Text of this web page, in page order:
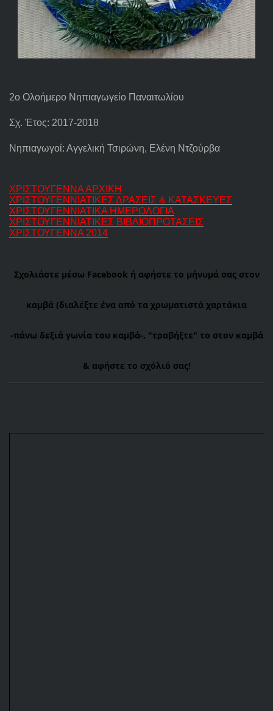
2ο Ολοήμερο Νηπιαγωγείο Παναιτωλίου
Σχ. Έτος: 2017-2018
Νηπιαγωγοί: Αγγελική Τσιρώνη, Ελένη Ντζούρβα
ΧΡΙΣΤΟΥΓΕΝΝΑ ΑΡΧΙΚΗ
ΧΡΙΣΤΟΥΓΕΝΝΙΑΤΙΚΕΣ ΔΡΑΣΕΙΣ & ΚΑΤΑΣΚΕΥΕΣ
ΧΡΙΣΤΟΥΓΕΝΝΙΑΤΙΚΑ ΗΜΕΡΟΛΟΓΙΑ
ΧΡΙΣΤΟΥΓΕΝΝΙΑΤΙΚΕΣ ΒΙΒΛΙΟΠΡΟΤΑΣΕΙΣ
ΧΡΙΣΤΟΥΓΕΝΝΑ 2014
Σχολιάστε μέσω Facebook ή αφήστε το μήνυμά σας στον
καμβά (διαλέξτε ένα από τα χρωματιστά χαρτάκια
-πάνω δεξιά γωνία του καμβά-, "τραβήξτε" το στον καμβά
& αφήστε το σχόλιό σας!